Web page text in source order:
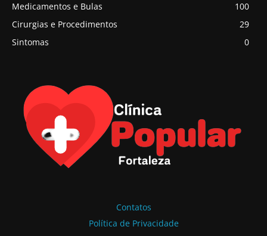
Medicamentos e Bulas
100
Cirurgias e Procedimentos
29
Sintomas
0
Contatos
Política de Privacidade